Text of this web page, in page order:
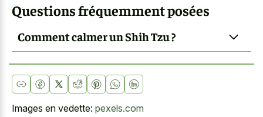
Questions fréquemment posées
Comment calmer un Shih Tzu ?
Images en vedette: pexels.com